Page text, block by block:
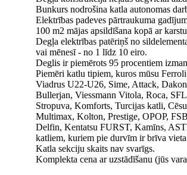
Bunkurs nodrošina katla autonomas
Elektrības padeves pārtraukuma
100 m2 mājas apsildīšana kopā ar
Degļa elektrības patēriņš no
vai mēnesī - no 1 līdz 10 eiro.
Deglis ir piemērots 95 procentiem
Piemēri katlu tipiem, kuros mūsu
Viadrus U22-U26, Sime, Attack,
Bullerjan, Viessmann Vitola, Roca,
Stropuva, Komforts, Turcijas katli,
Multimax, Kolton, Prestige, OPOP,
Delfin, Kentatsu FURST, Kamīns,
katliem, kuriem pie durvīm ir brīva
Katla sekciju skaits nav svarīgs.
Komplekta cena ar uzstādīšanu (jūs